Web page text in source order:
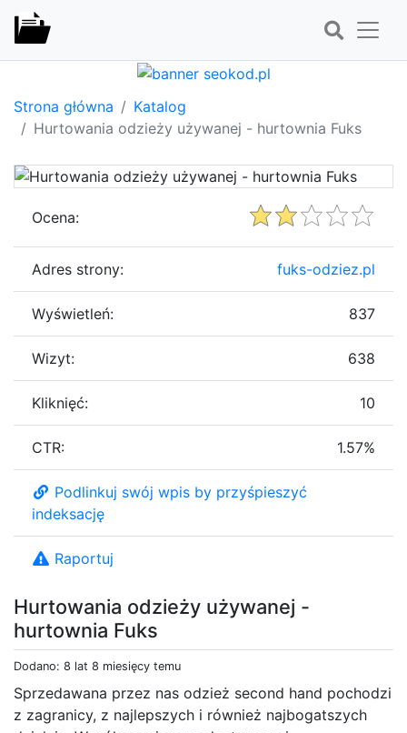
Strona główna
Katalog
Hurtowania odzieży używanej - hurtownia Fuks
Hurtowania odzieży używanej -
hurtownia Fuks
Dodano: 8 lat 8 miesięcy temu
Sprzedawana przez nas odzież second hand pochodzi
z zagranicy, z najlepszych i również najbogatszych
Ocena:
Adres strony: fuks-odziez.pl
Wyświetleń: 837
Wizyt: 638
Kliknięć: 10
CTR: 1.57%
Podlinkuj swój wpis by przyśpieszyć
indeksację
Raportuj